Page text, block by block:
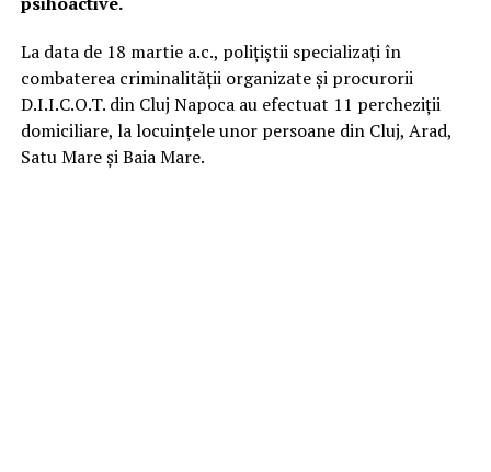
La data de 18 martie a.c., polițiștii specializați în
combaterea criminalității organizate și procurorii
D.I.I.C.O.T. din Cluj Napoca au efectuat 11 percheziții
domiciliare, la locuințele unor persoane din Cluj, Arad,
Satu Mare și Baia Mare.